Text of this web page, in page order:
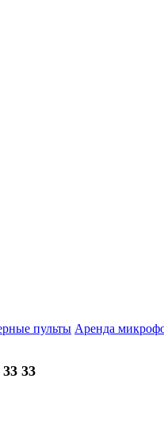
пульты Аренда
33